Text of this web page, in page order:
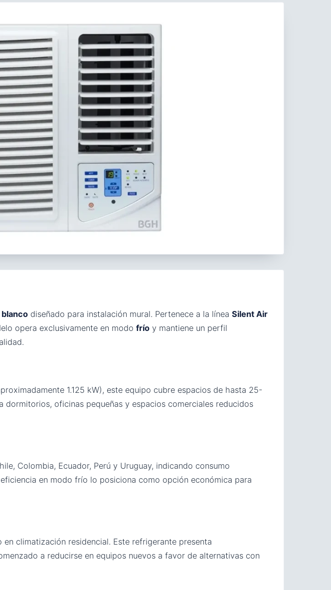
blanco diseñado para instalación mural. Pertenece a la línea Silent Air
opera exclusivamente en modo frío y mantiene un perfil
1.125 kW), este equipo cubre espacios de hasta 25-
oficinas pequeñas y espacios comerciales reducidos
Colombia, Ecuador, Perú y Uruguay, indicando consumo
en modo frío lo posiciona como opción económica para
climatización residencial. Este refrigerante presenta
a reducirse en equipos nuevos a favor de alternativas con